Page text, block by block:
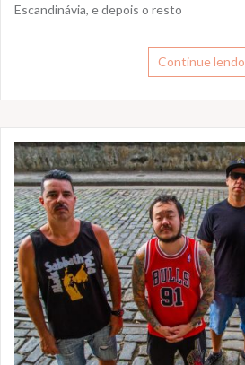
Escandinávia, e depois o resto
Continue lendo